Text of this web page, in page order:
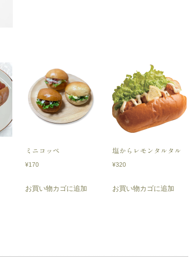
ミニコッペ
¥170
お買い物カゴに追加
塩からレモンタルタル
¥320
お買い物カゴに追加